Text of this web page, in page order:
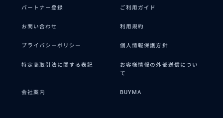
パートナー登録 ご利用ガイド
お問い合わせ 利用規約
プライバシーポリシー 個人情報保護方針
特定商取引法に関する表記
お客様情報の外部送信につい
て
会社案内 BUYMA